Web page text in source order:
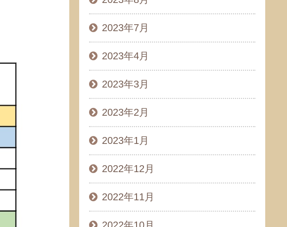
2023年7月
2023年4月
2023年3月
2023年2月
2023年1月
2022年12月
2022年11月